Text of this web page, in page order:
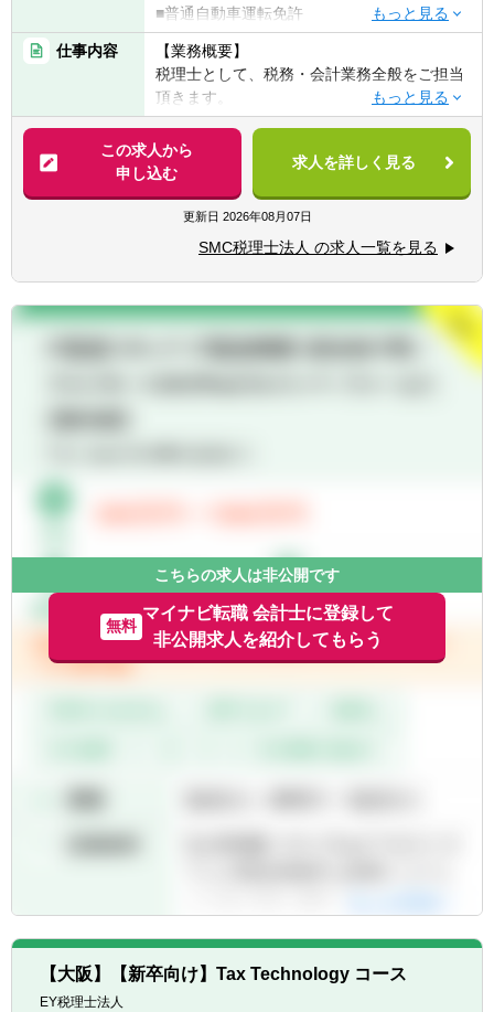
■普通自動車運転免許
【求める人物像】
■明るく誠実な姿勢で取り組める方
■勉強意欲が高い人
■中小企業の成長に貢献したいと思っている
方
■新しい取り組みを受け入れられる方
仕事内容
【業務概要】
税理士として、税務・会計業務全般をご担当
頂きます。
【業務詳細】
■法人税務 ■個人税務 ■資産税業務 ■税務
コンサルティングなど
当社の得意分野として、
■MAS監査 ■キャッシュフロー改善 ■相
続・事業承継 ■融資相談 ■経営計画作成
などがあり、全ての業務に携わっていただく
わけではございませんが、キャリアパスとし
て上記の専門性を付けていただくことが可能
【会計ソフト】
用、それ以外にもサイボウズのkintoneを利用
しており、ICTツールを積極的に導入してい
ます。
■zoomなども利用し、遠隔地からの支援、テ
レワークも積極導入しています。
この求人から
申し込む
求人を詳しく見る
更新日 2026年08月07日
SMC税理士法人 の求人一覧を見る
こちらの求人は非公開です
無料
マイナビ転職 会計士に登録して
非公開求人を紹介してもらう
【大阪】【新卒向け】Tax Technology コース
EY税理士法人